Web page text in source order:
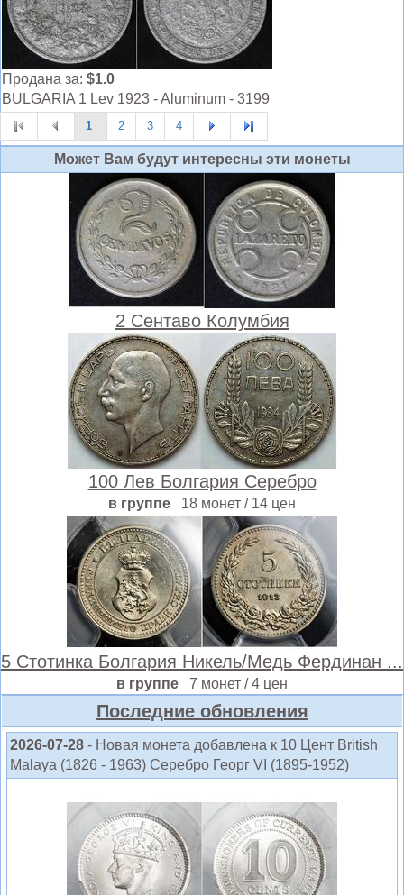
Продана за: $1.0
BULGARIA 1 Lev 1923 - Aluminum - 3199
1 2 3 4
Может Вам будут интересны эти монеты
2 Сентаво Колумбия
100 Лев Болгария Серебро
в группе 18 монет / 14 цен
5 Стотинка Болгария Никель/Медь Фердинан ...
в группе 7 монет / 4 цен
Последние обновления
2026-07-28 - Новая монета добавлена к 10 Цент British
Malaya (1826 - 1963) Серебро Георг VI (1895-1952)